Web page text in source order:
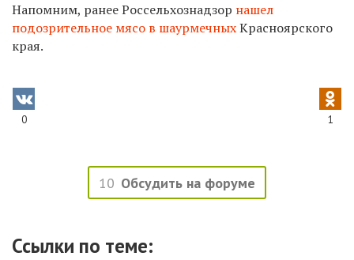
Напомним, ранее Россельхознадзор нашел
подозрительное мясо в шаурмечныхКрасноярского
края.
0 1
10 Обсудить на форуме
Ссылки по теме: